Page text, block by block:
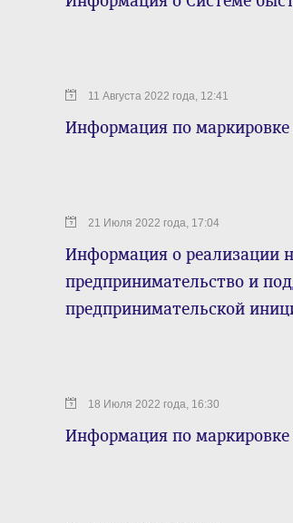
11 Августа 2022 года, 12:41
Информация по
21 Июля 2022 года, 17:04
Информация о реализации
предпринимательство и
предпринимательской
18 Июля 2022 года, 16:30
Информация по